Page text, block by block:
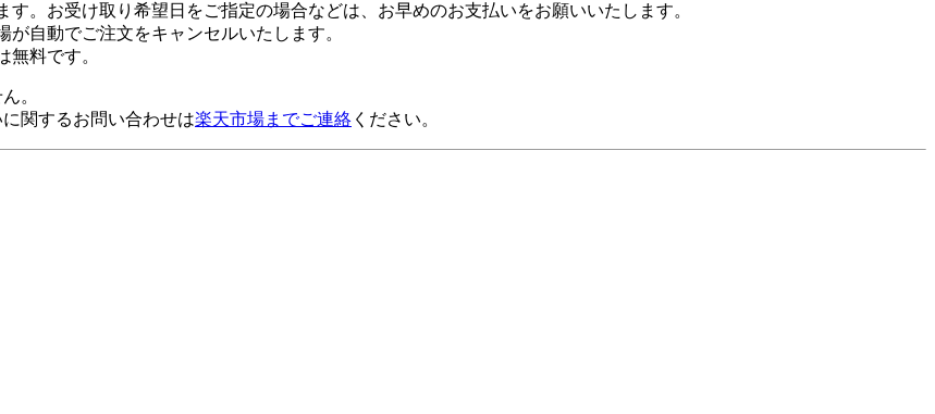
。お受け取り希望日をご指定の場合などは、お早めのお支払いをお願いいたします。
自動でご注文をキャンセルいたします。
料です。
。
関するお問い合わせは楽天市場までご連絡 ください。